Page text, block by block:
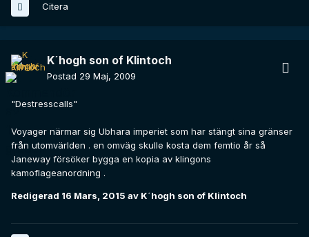
Citera
K´hogh son of Klintoch
Postad 29 Maj, 2009
"Destresscalls"
Voyager närmar sig Ubhara imperiet som har stängt sina gränser
från utomvärlden . en omväg skulle kosta dem femtio år så
Janeway försöker bygga en kopia av klingons
kamoflageanordning .
Redigerad 16 Mars, 2015 av K´hogh son of Klintoch